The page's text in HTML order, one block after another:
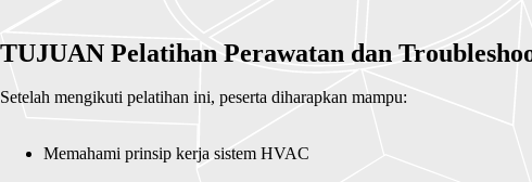
TUJUAN Pelatihan Perawatan dan
Memahami prinsip kerja sistem HVAC